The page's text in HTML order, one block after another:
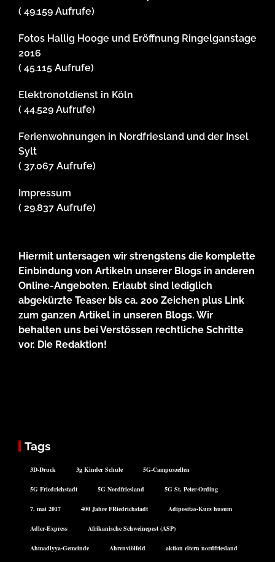
( 49.159 Aufrufe)
Fotos Hallig Hooge und Eröffnung Ringelganstage
2016
( 45.115 Aufrufe)
Elektronotdienst in Köln
( 44.529 Aufrufe)
Ferienwohnungen in Nordfriesland und der Insel
Sylt
( 37.067 Aufrufe)
Impressum
( 29.837 Aufrufe)
Hiermit untersagen wir strengstens die komplette
Einbindung von Artikeln unserer Blogs in anderen
Online-Angeboten. Erlaubt sind lediglich
abgekürzte Teaser bis ca. 200 Zeichen plus Link
zum ganzen Artikel in unseren Blogs. Wir
behalten uns bei Verstössen rechtliche Schritte
vor. Die Redaktion!
Tags
3D-Druck 3g Kinder Schule 5G-Campuszellen
5G Friedrichstadt 5G Nordfriesland 5G St. Peter-Ording
7. mai 2017 400 Jahre FRiedrichstadt Adipositas-Kurs husum
Adler-Express Afrikanische Schweinepest (ASP)
Ahmadiyya-Gemeinde Ahrenviölfeld aktion eltern nordfriesland